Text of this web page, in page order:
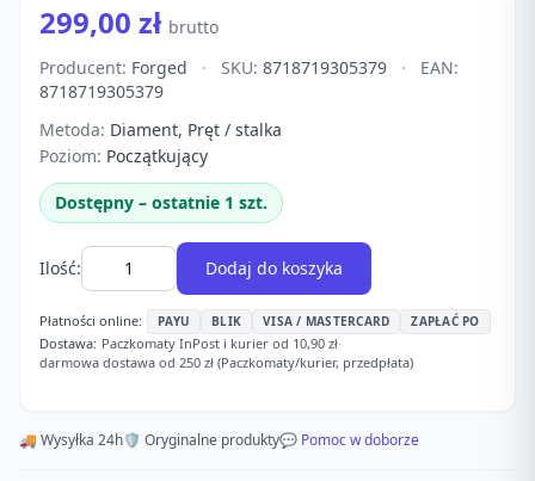
299,00 zł brutto
Producent: Forged · SKU: 8718719305379 ·
EAN:
8718719305379
Metoda: Diament, Pręt / stalka
Poziom: Początkujący
Dostępny – ostatnie 1 szt.
Ilość: Dodaj do koszyka
Płatności online: PAYU BLIK VISA / MASTERCARD ZAPŁAĆ PO
Dostawa: Paczkomaty InPost i kurier od 10,90 zł·
darmowa dostawa od 250 zł (Paczkomaty/kurier, przedpłata)
🚚 Wysyłka 24h🛡️ Oryginalne produkty💬 Pomoc w doborze